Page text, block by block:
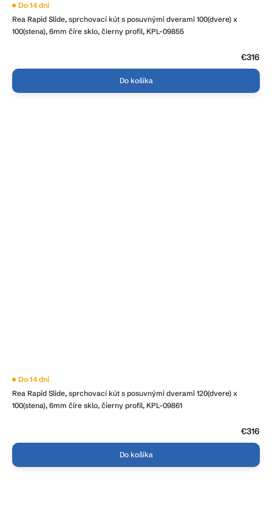
Rea Rapid Slide, sprchovací kút s posuvnými dverami 100(dvere) x
100(stena), 6mm číre sklo, čierny profil, KPL-09855
Do 14 dní
€316
Do košíka
Rea Rapid Slide, sprchovací kút s posuvnými dverami 120(dvere) x
100(stena), 6mm číre sklo, čierny profil, KPL-09861
Do 14 dní
€316
Do košíka